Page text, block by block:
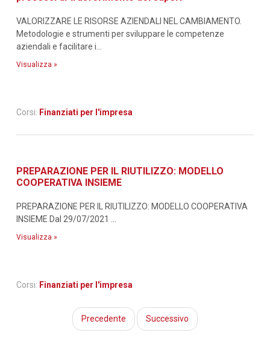
VALORIZZARE LE RISORSE AZIENDALI NEL CAMBIAMENTO.
Metodologie e strumenti per sviluppare le competenze
aziendali e facilitare i...
Visualizza »
Corsi: Finanziati per l'impresa
PREPARAZIONE PER IL RIUTILIZZO: MODELLO
COOPERATIVA INSIEME
PREPARAZIONE PER IL RIUTILIZZO: MODELLO COOPERATIVA
INSIEME Dal 29/07/2021 ...
Visualizza »
Corsi: Finanziati per l'impresa
Precedente Successivo